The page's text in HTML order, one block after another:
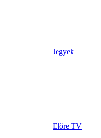
Jegyek
Előre TV